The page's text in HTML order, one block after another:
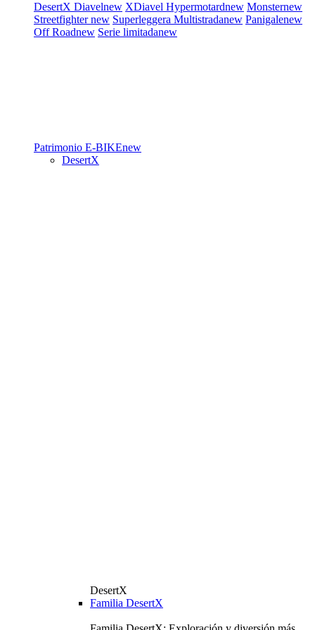
DesertX Diavelnew XDiavel Hypermotardnew Monsternew
Streetfighternew Superleggera Multistradanew Panigalenew
Off Roadnew Serie limitadanew
Patrimonio E-BIKEnew
DesertX
DesertX
Familia DesertX